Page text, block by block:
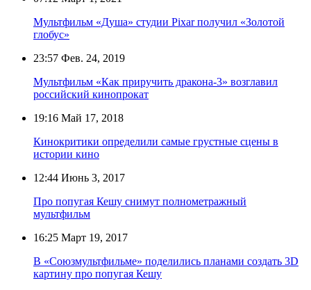
Мультфильм «Душа» студии Pixar получил «Золотой
глобус»
23:57 Фев. 24, 2019
Мультфильм «Как приручить дракона-3» возглавил
российский кинопрокат
19:16 Май 17, 2018
Кинокритики определили самые грустные сцены в
истории кино
12:44 Июнь 3, 2017
Про попугая Кешу снимут полнометражный
мультфильм
16:25 Март 19, 2017
В «Союзмультфильме» поделились планами создать 3D
картину про попугая Кешу